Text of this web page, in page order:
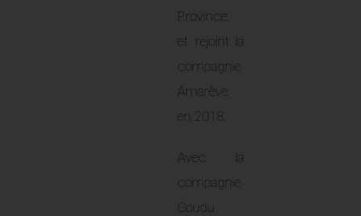
Province,
et rejoint la
compagnie
Amarêve
en 2018.
Avec la
compagnie
Goudu